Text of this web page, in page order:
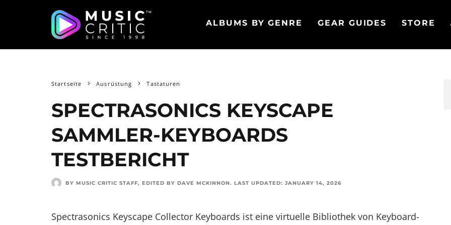
ALBUMS BY GENRE GEAR GUIDES STORE
Startseite Ausrüstung Tastaturen
SPECTRASONICS KEYSCAPE
SAMMLER-KEYBOARDS
TESTBERICHT
BY MUSIC CRITIC STAFF, EDITED BY DAVE MCKINNON. LAST UPDATED: JANUARY 14, 2026
Spectrasonics Keyscape Collector Keyboards ist eine virtuelle Bibliothek von Keyboard-